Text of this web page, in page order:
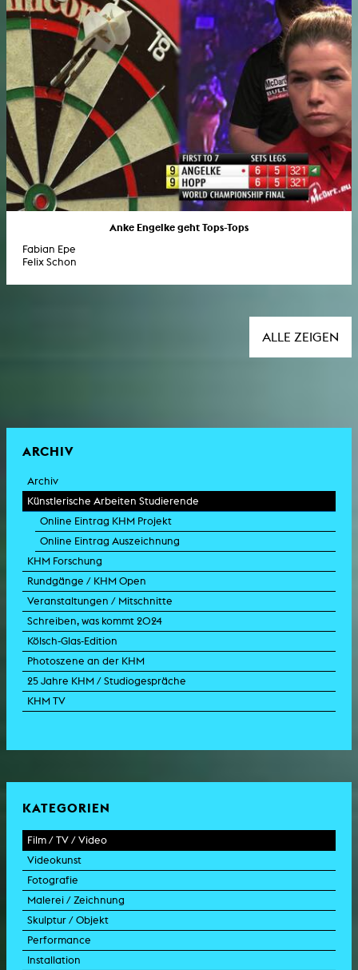
Anke Engelke geht Tops-Tops
Fabian Epe
Felix Schon
ALLE ZEIGEN
ARCHIV
Archiv
Künstlerische Arbeiten Studierende
Online Eintrag KHM Projekt
Online Eintrag Auszeichnung
KHM Forschung
Rundgänge / KHM Open
Veranstaltungen / Mitschnitte
Schreiben, was kommt 2024
Kölsch-Glas-Edition
Photoszene an der KHM
25 Jahre KHM / Studiogespräche
KHM TV
KATEGORIEN
Film / TV / Video
Spielfilm
Dokumentarfilm
Doku-Drama
Animation
Experimentalfilm
TV-Format
Videokunst
Experimentalfilm
Videoarbeit
Videoperformance
Videoinstallation
Videoskulptur
Fotografie
Fotoarbeit
Dokumentarfotografie
Fotoinstallation
Malerei / Zeichnung
Malerei
Zeichnung
Collage
Skulptur / Objekt
Skulptur
Objekt
Performance
Intervention
Installation